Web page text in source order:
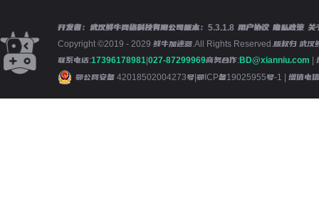
开发者：武汉鲜牛网络科技有限公司版本： 5.3.1.8 用户协议 隐私政策 关
Copyright ©2019 - 2029 鲜牛加速器.All Rights Reserved.版权归 武汉
联系电话:17396178981 027-87299969商务合作:BD@xianniu.com |
鄂公网安备 42018502004273号 鄂ICP备19025955号-1 | 增值电